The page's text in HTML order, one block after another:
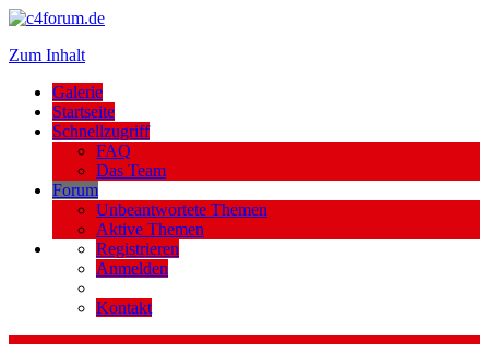
Zum Inhalt
Galerie
Startseite
Schnellzugriff
FAQ
Das Team
Forum
Unbeantwortete Themen
Aktive Themen
Registrieren
Anmelden
Kontakt